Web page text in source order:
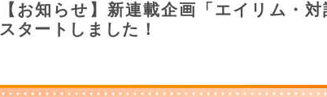
【お知らせ】新連載企画「エイリム・
スタートしました！